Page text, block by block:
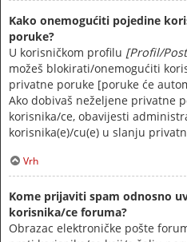
Kako onemogućiti pojedine
poruke?
U korisničkom profilu [Profil/
možeš blokirati/onemogućiti
privatne poruke [poruke će
Ako dobivaš neželjene privatne
korisnika/ce, obavijesti
korisnika(e)/cu(e) u slanju
Vrh
Kome prijaviti spam odnosno
korisnika/ce foruma?
Obrazac elektroničke pošte